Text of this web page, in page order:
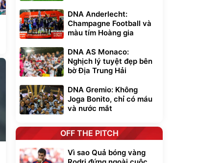
DNA Anderlecht:
Champagne Football và
màu tím Hoàng gia
DNA AS Monaco:
Nghịch lý tuyệt đẹp bên
bờ Địa Trung Hải
DNA Gremio: Không
Joga Bonito, chỉ có máu
và nước mắt
OFF THE PITCH
Vì sao Quả bóng vàng